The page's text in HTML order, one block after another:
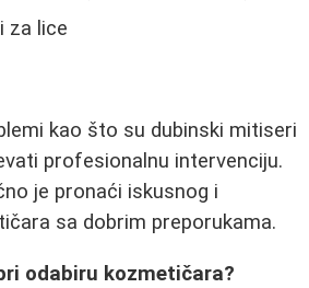
za lice
kao što su dubinski mitiseri
profesionalnu intervenciju.
je pronaći iskusnog i
sa dobrim preporukama.
odabiru kozmetičara?